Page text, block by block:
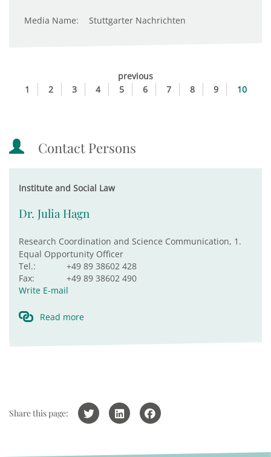
Media Name: Stuttgarter Nachrichten
previous
1
2 3 4 5 6 7 8 9 10
Contact Persons
Institute and Social Law
Dr. Julia Hagn
Research Coordination and Science Communication, 1.
Equal Opportunity Officer
Tel.:
+49 89 38602 428
Fax:
+49 89 38602 490
Write E-mail
Read more
Share this page: